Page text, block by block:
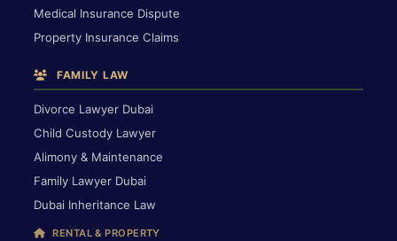
Medical Insurance Dispute
Property Insurance Claims
FAMILY LAW
Divorce Lawyer Dubai
Child Custody Lawyer
Alimony & Maintenance
Family Lawyer Dubai
Dubai Inheritance Law
RENTAL & PROPERTY